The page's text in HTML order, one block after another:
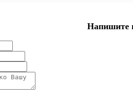
Напишите